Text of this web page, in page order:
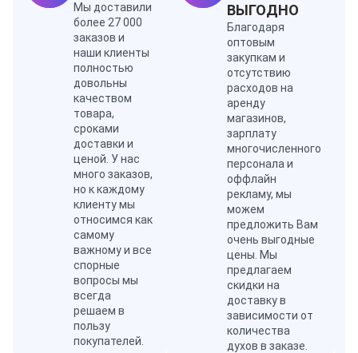
Мы доставили
более 27 000
заказов и
наши клиенты
полностью
довольны
качеством
товара,
сроками
доставки и
ценой. У нас
много заказов,
но к каждому
клиенту мы
относимся как
самому
важному и все
спорные
вопросы мы
всегда
решаем в
пользу
покупателей.
ВЫГОДНО
Благодаря
оптовым
закупкам и
отсутствию
расходов на
аренду
магазинов,
зарплату
многочисленного
персонала и
оффлайн
рекламу, мы
можем
предложить Вам
очень выгодные
цены. Мы
предлагаем
скидки на
доставку в
зависимости от
количества
духов в заказе.